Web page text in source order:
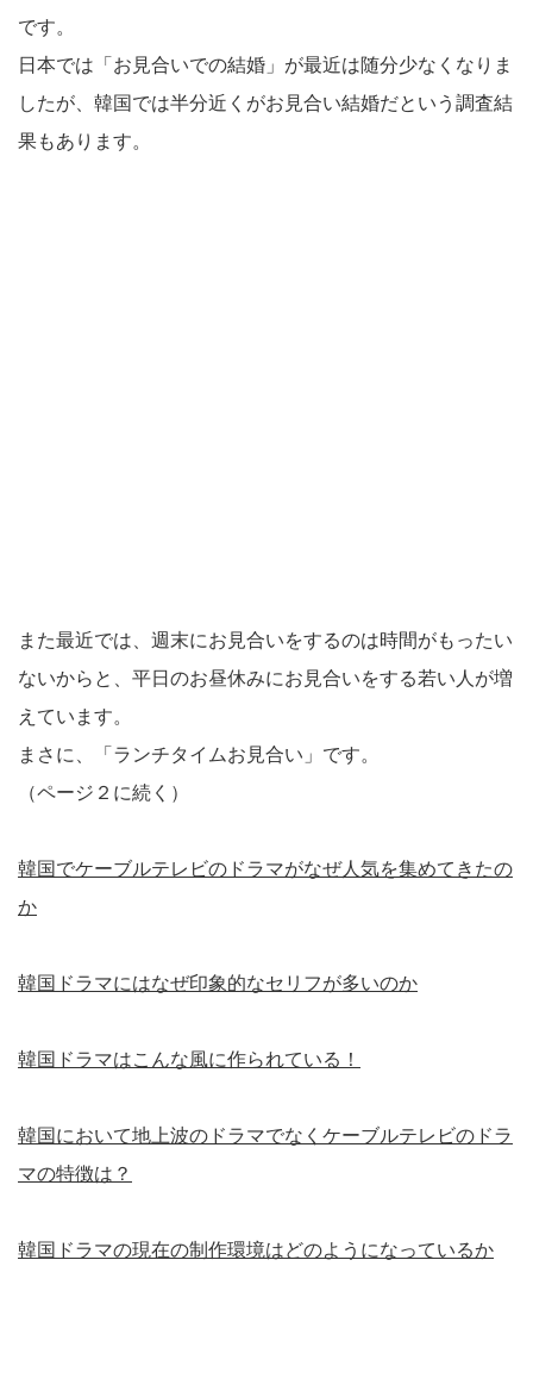
です。
日本では「お見合いでの結婚」が最近は随分少なくなりま
したが、韓国では半分近くがお見合い結婚だという調査結
果もあります。
また最近では、週末にお見合いをするのは時間がもったい
ないからと、平日のお昼休みにお見合いをする若い人が増
えています。
まさに、「ランチタイムお見合い」です。
（ページ２に続く）
韓国でケーブルテレビのドラマがなぜ人気を集めてきたの
か
韓国ドラマにはなぜ印象的なセリフが多いのか
韓国ドラマはこんな風に作られている！
韓国において地上波のドラマでなくケーブルテレビのドラ
マの特徴は？
韓国ドラマの現在の制作環境はどのようになっているか